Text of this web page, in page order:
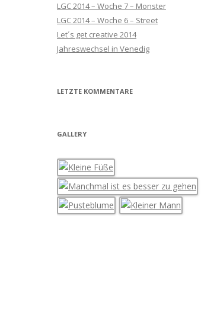
LGC 2014 – Woche 7 – Monster
LGC 2014 – Woche 6 – Street
Let´s get creative 2014
Jahreswechsel in Venedig
LETZTE KOMMENTARE
GALLERY